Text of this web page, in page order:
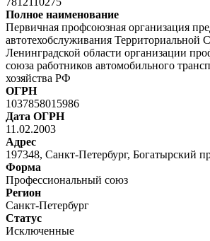
Полное наименование
Первичная профсоюзная организация
автотехобслуживания Территориальной
Ленинградской области организации
союза работников автомобильного
хозяйства РФ
ОГРН
1037858015986
Дата ОГРН
11.02.2003
Адрес
197348, Санкт-Петербург, Богатырский
Форма
Профессиональный союз
Регион
Санкт-Петербург
Статус
Исключенные